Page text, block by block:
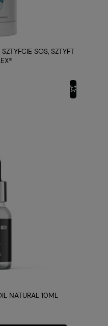
SOS, SZTYFT
NATURAL 10ML